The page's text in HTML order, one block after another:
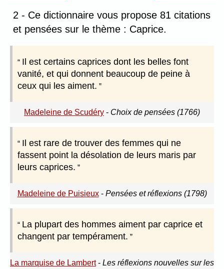
2 - Ce dictionnaire vous propose 81 citations
et pensées sur le thème : Caprice.
Il est certains caprices dont les belles font
vanité, et qui donnent beaucoup de peine à
ceux qui les aiment.
Madeleine de Scudéry - Choix de pensées (1766)
Il est rare de trouver des femmes qui ne
fassent point la désolation de leurs maris par
leurs caprices.
Madeleine de Puisieux- Pensées et réflexions (1798)
La plupart des hommes aiment par caprice et
changent par tempérament.
La marquise de Lambert- Les réflexions nouvelles sur les